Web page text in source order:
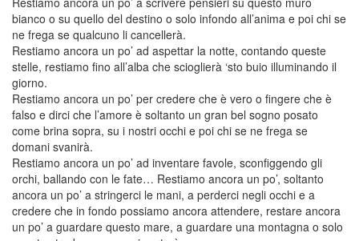
bianco o su quello del destino o solo infondo all’anima e poi chi se
ne frega se qualcuno li cancellerà.
Restiamo ancora un po’ ad aspettar la notte, contando queste
stelle, restiamo fino all’alba che scioglierà ‘sto buio illuminando il
giorno.
Restiamo ancora un po’ per credere che è vero o fingere che è
falso e dirci che l’amore è soltanto un gran bel sogno posato
come brina sopra, su i nostri occhi e poi chi se ne frega se
domani svanirà.
Restiamo ancora un po’ ad inventare favole, sconfiggendo gli
orchi, ballando con le fate… Restiamo ancora un po’, soltanto
ancora un po’ a stringerci le mani, a perderci negli occhi e a
credere che in fondo possiamo ancora attendere, restare ancora
un po’ a guardare questo mare, a guardare una montagna o solo